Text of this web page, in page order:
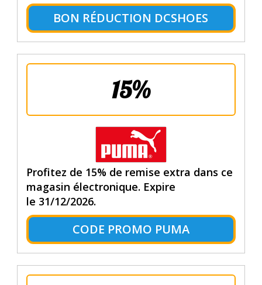
BON RÉDUCTION DCSHOES
15%
Profitez de 15% de remise extra dans ce
magasin électronique. Expire
le 31/12/2026.
CODE PROMO PUMA